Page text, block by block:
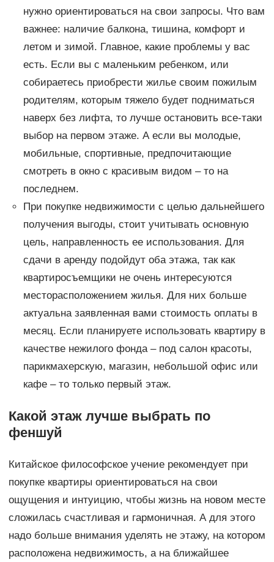
нужно ориентироваться на свои запросы. Что вам
важнее: наличие балкона, тишина, комфорт и
летом и зимой. Главное, какие проблемы у вас
есть. Если вы с маленьким ребенком, или
собираетесь приобрести жилье своим пожилым
родителям, которым тяжело будет подниматься
наверх без лифта, то лучше остановить все-таки
выбор на первом этаже. А если вы молодые,
мобильные, спортивные, предпочитающие
смотреть в окно с красивым видом – то на
последнем.
При покупке недвижимости с целью дальнейшего
получения выгоды, стоит учитывать основную
цель, направленность ее использования. Для
сдачи в аренду подойдут оба этажа, так как
квартиросъемщики не очень интересуются
месторасположением жилья. Для них больше
актуальна заявленная вами стоимость оплаты в
месяц. Если планируете использовать квартиру в
качестве нежилого фонда – под салон красоты,
парикмахерскую, магазин, небольшой офис или
кафе – то только первый этаж.
Какой этаж лучше выбрать по
феншуй
Китайское философское учение рекомендует при
покупке квартиры ориентироваться на свои
ощущения и интуицию, чтобы жизнь на новом месте
сложилась счастливая и гармоничная. А для этого
надо больше внимания уделять не этажу, на котором
расположена недвижимость, а на ближайшее